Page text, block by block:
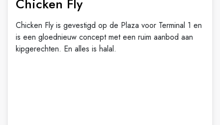
Chicken Fly
Chicken Fly is gevestigd op de Plaza voor Terminal 1 en
is een gloednieuw concept met een ruim aanbod aan
kipgerechten. En alles is halal.